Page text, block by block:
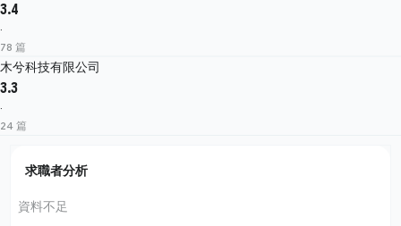
3.4
·
78 篇
木兮科技有限公司
3.3
·
24 篇
求職者分析
資料不足